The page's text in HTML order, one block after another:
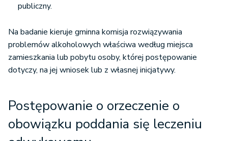
publiczny.
Na badanie kieruje gminna komisja rozwiązywania
problemów alkoholowych właściwa według miejsca
zamieszkania lub pobytu osoby, której postępowanie
dotyczy, na jej wniosek lub z własnej inicjatywy.
Postępowanie o orzeczenie o
obowiązku poddania się leczeniu